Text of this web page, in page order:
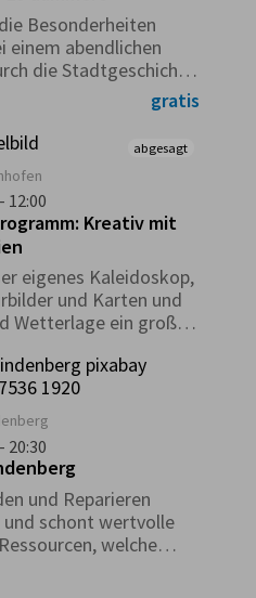
Besonderheiten
einem abendlichen
die Stadtgeschichte
gratis
abgesagt
12:00
Kreativ mit
eigenes Kaleidoskop,
und Karten und
Wetterlage ein großes
20:30
und Reparieren
schont wertvolle
welche